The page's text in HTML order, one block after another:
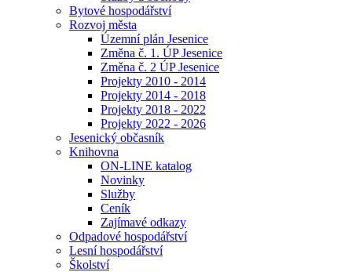
Bytové hospodářství
Rozvoj města
Územní plán Jesenice
Změna č. 1. ÚP Jesenice
Změna č. 2 ÚP Jesenice
Projekty 2010 - 2014
Projekty 2014 - 2018
Projekty 2018 - 2022
Projekty 2022 - 2026
Jesenický občasník
Knihovna
ON-LINE katalog
Novinky
Služby
Ceník
Zajímavé odkazy
Odpadové hospodářství
Lesní hospodářství
Školství